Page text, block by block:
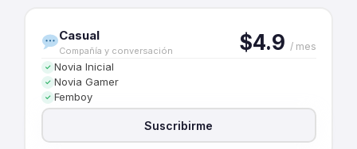
Casual
Compañía y conversación $4.9 / mes
✓ Novia Inicial
✓ Novia Gamer
✓ Femboy
Suscribirme